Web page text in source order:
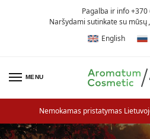
Pagalba ir info +370
Naršydami sutinkate su mūsų
English
MENU
Nemokamas pristatymas